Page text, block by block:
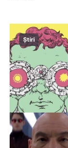
Știri